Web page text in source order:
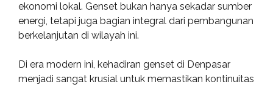
ekonomi lokal. Genset bukan hanya sekadar sumber
energi, tetapi juga bagian integral dari pembangunan
berkelanjutan di wilayah ini.
Di era modern ini, kehadiran genset di Denpasar
menjadi sangat krusial untuk memastikan kontinuitas